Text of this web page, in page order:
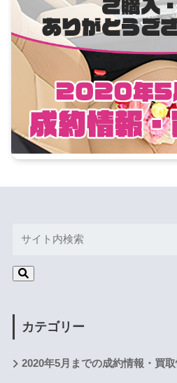
カテゴリー
2020年5月までの成約情報・買